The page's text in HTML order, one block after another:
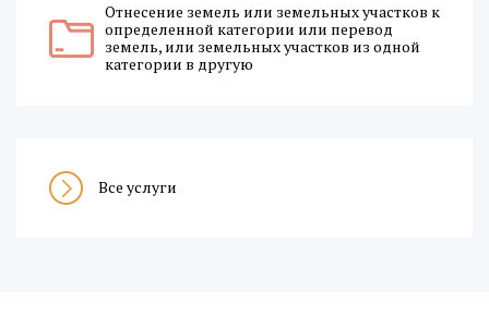
Отнесение земель или земельных участков к
определенной категории или перевод
земель, или земельных участков из одной
категории в другую
Все услуги